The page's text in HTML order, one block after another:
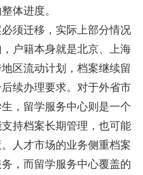
体进度。
迁移，实际上部分情况
户籍本身就是北京、上海
区流动计划，档案继续留
续办理要求。对于外省市
，留学服务中心则是一个
持档案长期管理，也可能
人才市场的业务侧重档案
，而留学服务中心覆盖的